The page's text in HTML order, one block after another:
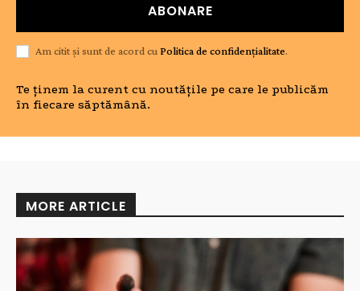
ABONARE
Am citit și sunt de acord cuPolitica de confidențialitate.
Te ținem la curent cu noutățile pe care le publicăm
în fiecare săptămână.
MORE ARTICLE